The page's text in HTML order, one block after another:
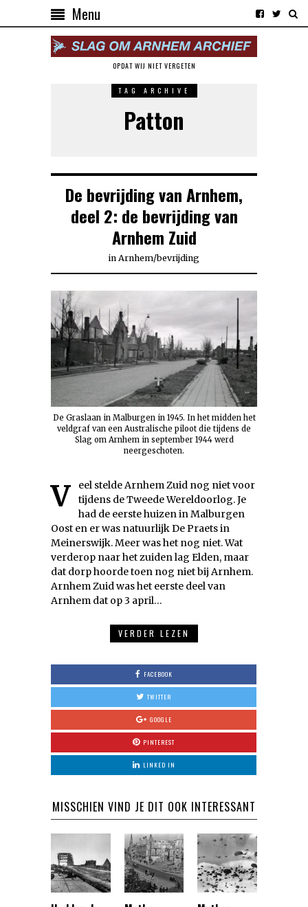
Menu
OPDAT WIJ NIET VERGETEN
TAG ARCHIVE
Patton
De bevrijding van Arnhem,
deel 2: de bevrijding van
Arnhem Zuid
in Arnhem/bevrijding
De Graslaan in Malburgen in 1945. In het midden het
veldgraf van een Australische piloot die tijdens de
Slag om Arnhem in september 1944 werd
neergeschoten.
Veel stelde Arnhem Zuid nog niet voor
tijdens de Tweede Wereldoorlog. Je
had de eerste huizen in Malburgen
Oost en er was natuurlijk De Praets in
Meinerswijk. Meer was het nog niet. Wat
verderop naar het zuiden lag Elden, maar
dat dorp hoorde toen nog niet bij Arnhem.
Arnhem Zuid was het eerste deel van
Arnhem dat op 3 april…
VERDER LEZEN
FACEBOOK
TWITTER
GOOGLE
PINTEREST
LINKED IN
MISSCHIEN VIND JE DIT OOK INTERESSANT